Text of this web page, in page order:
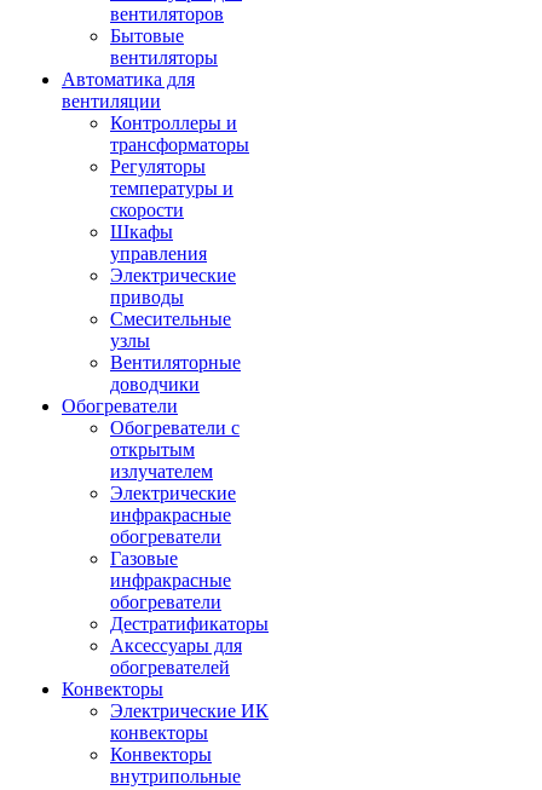
вентиляторов
Бытовые
вентиляторы
Автоматика для
вентиляции
Контроллеры и
трансформаторы
Регуляторы
температуры и
скорости
Шкафы
управления
Электрические
приводы
Смесительные
узлы
Вентиляторные
доводчики
Обогреватели
Обогреватели с
открытым
излучателем
Электрические
инфракрасные
обогреватели
Газовые
инфракрасные
обогреватели
Дестратификаторы
Аксессуары для
обогревателей
Конвекторы
Электрические ИК
конвекторы
Конвекторы
внутрипольные